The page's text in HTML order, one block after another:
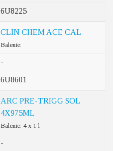
6U8225
CLIN CHEM ACE CAL
Balenie:
-
6U8601
ARC PRE-TRIGG SOL
4X975ML
Balenie: 4 x 1 l
-